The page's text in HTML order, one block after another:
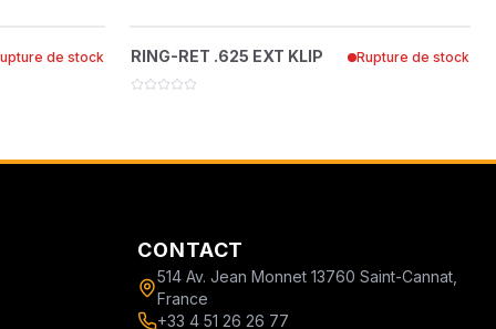
de stock
?
64144-36
RING-RET .625 EXT KLIP Rupture de stock
CONTACT
514 Av. Jean Monnet 13760 Saint-Cannat,
France
+33 4 51 26 26 77